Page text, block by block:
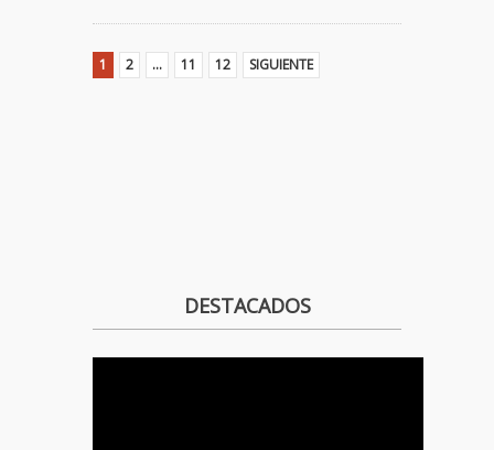
1 2 … 11 12 SIGUIENTE
DESTACADOS